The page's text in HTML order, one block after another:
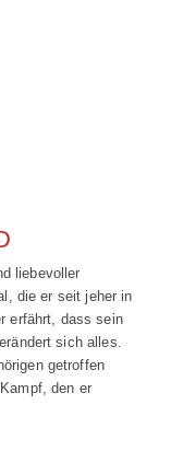
liebevoller
die er seit jeher in
erfährt, dass sein
sich alles.
getroffen
den er